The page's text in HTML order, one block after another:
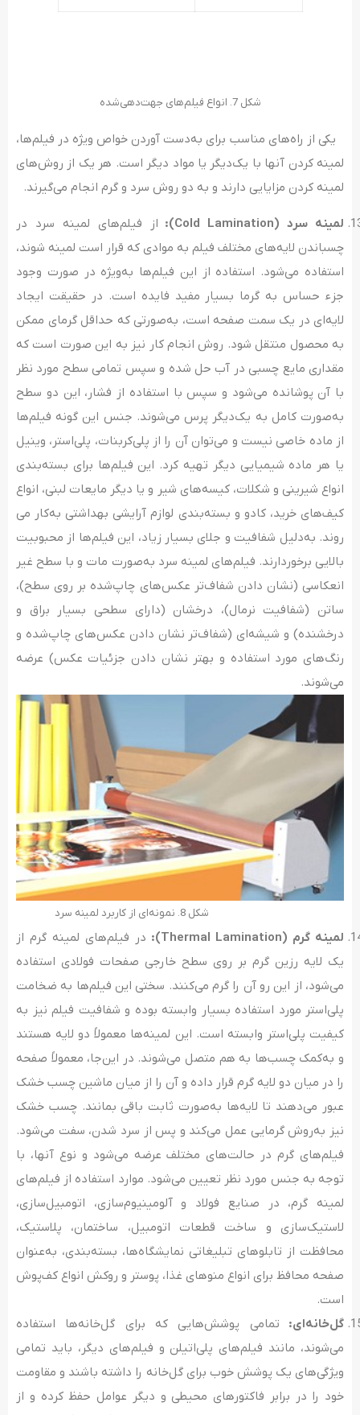
شکل 7. انواع فیلم‌های جهت‌دهی‌شده
یکی از راه‌های مناسب برای به‌دست آوردن خواص ویژه در فیلم‌ها،
لمینه کردن آنها با یک‌دیگر یا مواد دیگر است. هر یک از روش‌های
لمینه کردن مزایایی دارند و به دو روش سرد و گرم انجام می‌گیرند.
لمینه سرد (Cold Lamination)
: از فیلم‌های لمینه سرد در
چسباندن لایه‌های مختلف فیلم به موادی که قرار است لمینه شوند،
استفاده می‌شود. استفاده از این فیلم‌ها به‌ویژه در صورت وجود
جزء حساس به گرما بسیار مفید فایده است. در حقیقت ایجاد
لایه‌ای در یک سمت صفحه است، به‌صورتی که حداقل گرمای ممکن
به محصول منتقل شود. روش انجام کار نیز به این صورت است که
مقداری مایع چسبی در آب حل شده و سپس تمامی سطح مورد نظر
با آن پوشانده می‌شود و سپس با استفاده از فشار، این دو سطح
به‌صورت کامل به یک‌دیگر پرس می‌شوند. جنس این گونه فیلم‌ها
از ماده خاصی نیست و می‌توان آن را از پلی‌کربنات، پلی‌استر، وینیل
یا هر ماده شیمیایی دیگر تهیه کرد. این فیلم‌ها برای بسته‌بندی
انواع شیرینی و شکلات، کیسه‌های شیر و یا دیگر مایعات لبنی، انواع
کیف‌های خرید، کادو و بسته‌بندی لوازم آرایشی بهداشتی به‌کار می
روند. به‌دلیل شفافیت و جلای بسیار زیاد، این فیلم‌ها از محبوبیت
بالایی برخوردارند. فیلم‌های لمینه سرد به‌صورت مات و با سطح غیر
انعکاسی (نشان دادن شفاف‌تر عکس‌های چاپ‌شده بر روی سطح)،
ساتن (شفافیت نرمال)، درخشان (دارای سطحی بسیار براق و
درخشنده) و شیشه‌ای (شفاف‌تر نشان دادن عکس‌های چاپ‌شده و
رنگ‌های مورد استفاده و بهتر نشان دادن جزئیات عکس) عرضه
می‌شوند.
شکل 8. نمونه‌ای از کاربرد لمینه سرد
لمینه گرم (Thermal Lamination)
: در فیلم‌های لمینه گرم از
یک لایه رزین گرم بر روی سطح خارجی صفحات فولادی استفاده
می‌شود، از این رو آن را گرم می‌کنند. سختی این فیلم‌ها به ضخامت
پلی‌استر مورد استفاده بسیار وابسته بوده و شفافیت فیلم نیز به
کیفیت پلی‌استر وابسته است. این لمینه‌ها معمولاً دو لایه هستند
و به‌کمک چسب‌ها به هم متصل می‌شوند. در این‌جا، معمولاً صفحه
را در میان دو لایه گرم قرار داده و آن را از میان ماشین چسب خشک
عبور می‌دهند تا لایه‌ها به‌صورت ثابت باقی بمانند. چسب خشک
نیز به‌روش گرمایی عمل می‌کند و پس از سرد شدن، سفت می‌شود.
فیلم‌های گرم در حالت‌های مختلف عرضه می‌شود و نوع آنها، با
توجه به جنس مورد نظر تعیین می‌شود. موارد استفاده از فیلم‌های
لمینه گرم، در صنایع فولاد و آلومینیوم‌سازی، اتومبیل‌سازی،
لاستیک‌سازی و ساخت قطعات اتومبیل، ساختمان، پلاستیک،
محافظت از تابلوهای تبلیغاتی نمایشگاه‌ها، بسته‌بندی، به‌عنوان
صفحه محافظ برای انواع منوهای غذا، پوستر و روکش انواع کف‌پوش
است.
گل‌خانه‌ای: تمامی پوشش‌هایی که برای گل‌خانه‌ها استفاده
می‌شوند، مانند فیلم‌های پلی‌اتیلن و فیلم‌های دیگر، باید تمامی
ویژگی‌های یک پوشش خوب برای گل‌خانه را داشته باشند و مقاومت
خود را در برابر فاکتورهای محیطی و دیگر عوامل حفظ کرده و از